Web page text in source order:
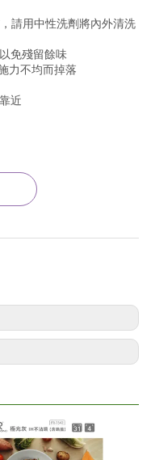
請用中性洗劑將內外清洗
免殘留餘味
力不均而掉落
近